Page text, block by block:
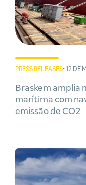
PRESS RELEASES• 12 DE
Braskem amplia
marítima com
emissão de CO2